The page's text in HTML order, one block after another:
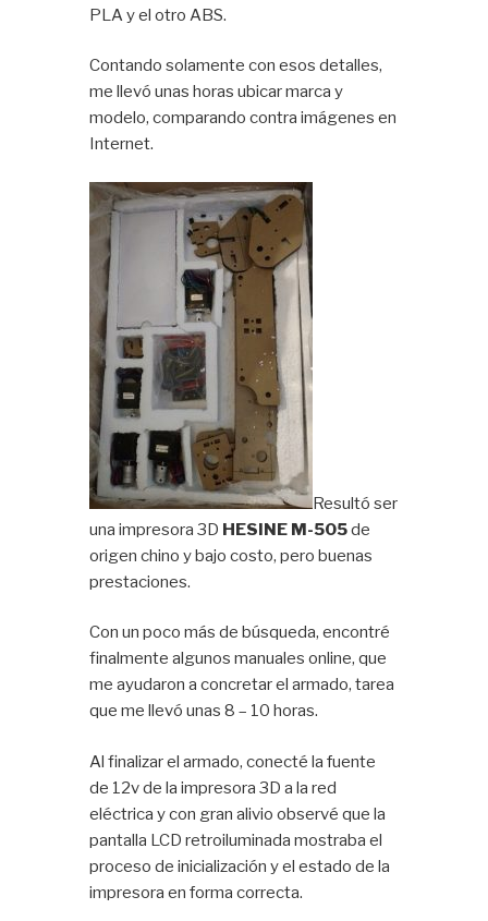
PLA y el otro ABS.
Contando solamente con esos detalles,
me llevó unas horas ubicar marca y
modelo, comparando contra imágenes en
Internet.
Resultó ser
una impresora 3D HESINE M-505de
origen chino y bajo costo, pero buenas
prestaciones.
Con un poco más de búsqueda, encontré
finalmente algunos manuales online, que
me ayudaron a concretar el armado, tarea
que me llevó unas 8 – 10 horas.
Al finalizar el armado, conecté la fuente
de 12v de la impresora 3D a la red
eléctrica y con gran alivio observé que la
pantalla LCD retroiluminada mostraba el
proceso de inicialización y el estado de la
impresora en forma correcta.